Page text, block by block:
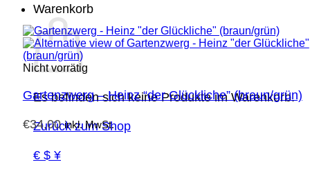
Warenkorb
Es befinden sich keine Produkte im Warenkorb.
Zurück zum Shop
€ $ ¥
Nicht vorrätig
Gartenzwerg – Heinz “der Glückliche” (braun/grün)
€34,00 inkl. MwSt.